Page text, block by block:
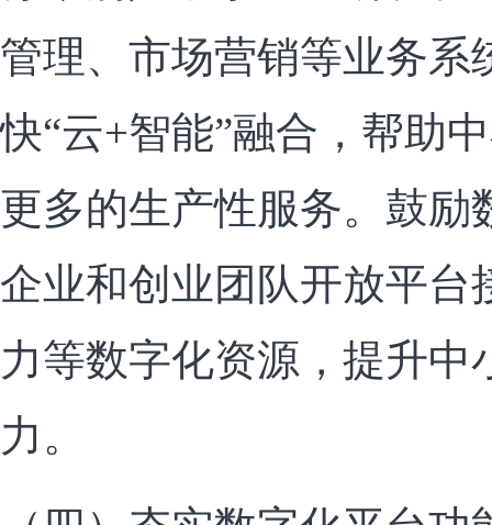
管理、市场营销等业务系
快“云+智能”融合，帮助
更多的生产性服务。鼓励
企业和创业团队开放平台
力等数字化资源，提升中
力。